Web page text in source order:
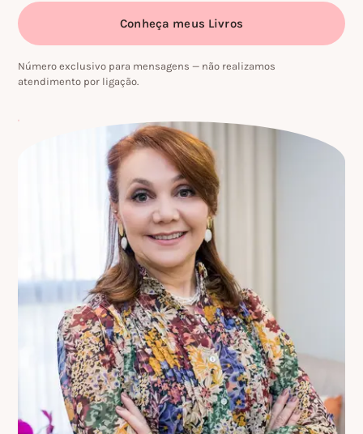
Conheça meus Livros
Número exclusivo para mensagens — não realizamos
atendimento por ligação.